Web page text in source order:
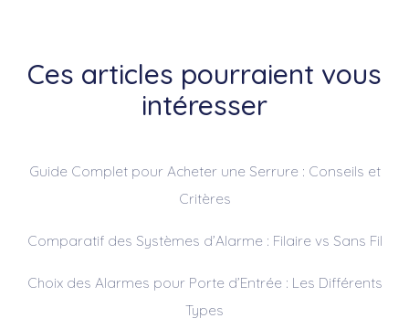
Ces articles pourraient vous
intéresser
Guide Complet pour Acheter une Serrure : Conseils et
Critères
Comparatif des Systèmes d’Alarme : Filaire vs Sans Fil
Choix des Alarmes pour Porte d’Entrée : Les Différents
Types